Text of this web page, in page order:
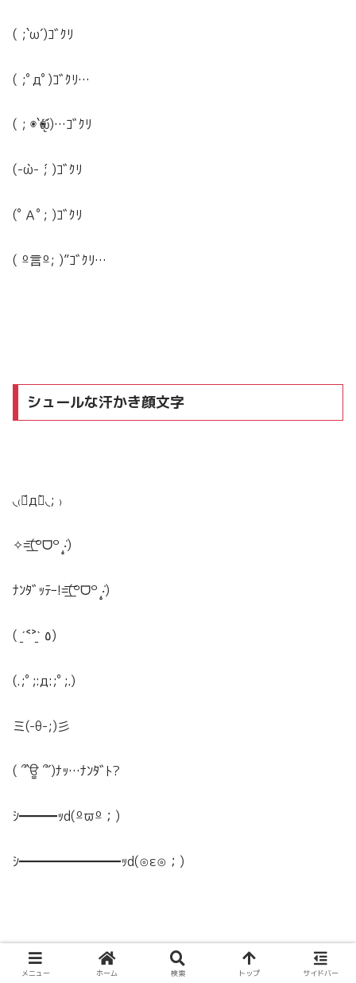
( ;`ω´)ｺﾞｸﾘ
( ;ﾟдﾟ)ｺﾞｸﾘ…
( ; ◉`ᾥ◉´)…ｺﾞｸﾘ
(-̀ω-́ ; )ｺﾞｸﾘ
(ﾟＡﾟ; )ｺﾞｸﾘ
( º言º; )”ｺﾞｸﾘ…
シュールな汗かき顔文字
◟₍⌯́д⌯̀◟; ₎
✧=͟͟͞͞(꒪ᗜ꒪ ‧̣̥̇)
ﾅﾝﾀﾞｯﾃｰ!=͟͟͞͞(꒪ᗜ꒪ ‧̣̥̇)
( ˊ̱˂˃ˋ̱ ٥)
(.;ﾟ;:д:;ﾟ;.)
ミ(-θ-;)彡
( ՞`ਊ ՞´)ﾅｯ…ﾅﾝﾀﾞﾄ?
ｼ━━━ｯd(ºϖº；)
ｼ━━━━━━━━ｯd(⊙ε⊙；)
メニュー ホーム 検索 トップ サイドバー